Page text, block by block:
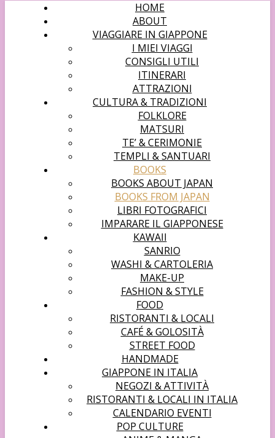
HOME
ABOUT
VIAGGIARE IN GIAPPONE
I MIEI VIAGGI
CONSIGLI UTILI
ITINERARI
ATTRAZIONI
CULTURA & TRADIZIONI
FOLKLORE
MATSURI
TE’ & CERIMONIE
TEMPLI & SANTUARI
BOOKS
BOOKS ABOUT JAPAN
BOOKS FROM JAPAN
LIBRI FOTOGRAFICI
IMPARARE IL GIAPPONESE
KAWAII
SANRIO
WASHI & CARTOLERIA
MAKE-UP
FASHION & STYLE
FOOD
RISTORANTI & LOCALI
CAFÉ & GOLOSITÀ
STREET FOOD
HANDMADE
GIAPPONE IN ITALIA
NEGOZI & ATTIVITÀ
RISTORANTI & LOCALI IN ITALIA
CALENDARIO EVENTI
POP CULTURE